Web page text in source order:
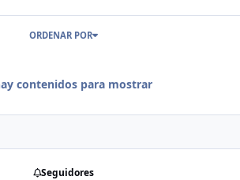
ORDENAR POR
contenidos para mostrar
Seguidores